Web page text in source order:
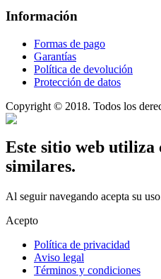
Información
Formas de pago
Garantías
Política de devolución
Protección de datos
Copyright © 2018. Todos los
Este sitio web utiliza
similares.
Al seguir navegando acepta su
Acepto
Política de privacidad
Aviso legal
Términos y condiciones